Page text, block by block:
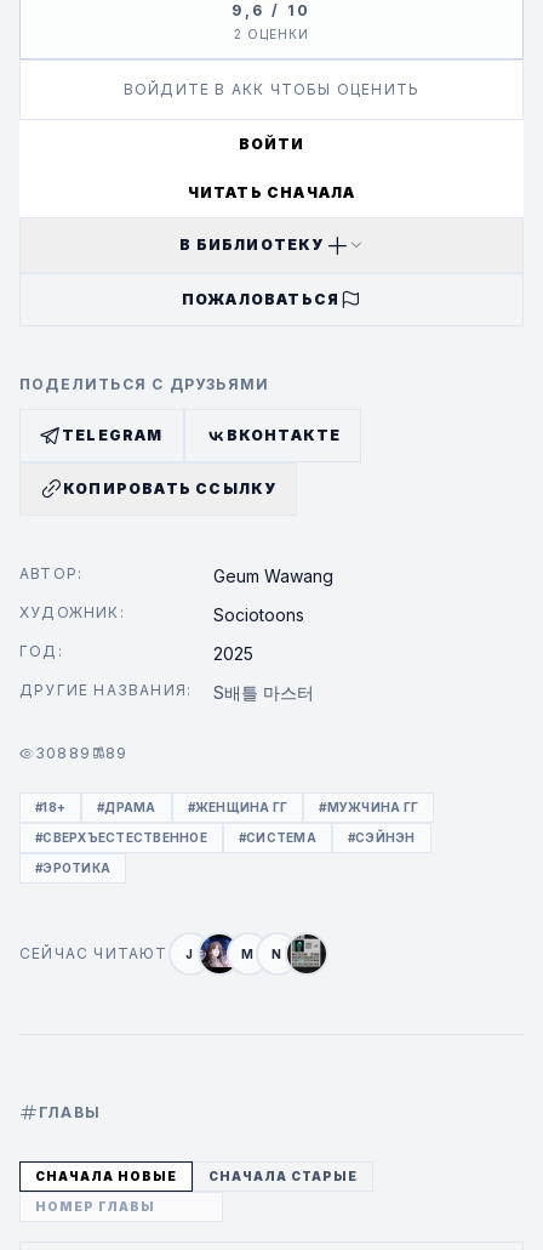
9,6 / 10
2 ОЦЕНКИ
ВОЙДИТЕ В АКК ЧТОБЫ ОЦЕНИТЬ
ВОЙТИ
ЧИТАТЬ СНАЧАЛА
В БИБЛИОТЕКУ
ПОЖАЛОВАТЬСЯ
ПОДЕЛИТЬСЯ С ДРУЗЬЯМИ
TELEGRAM ВКОНТАКТЕ
КОПИРОВАТЬ ССЫЛКУ
АВТОР: Geum Wawang
ХУДОЖНИК: Sociotoons
ГОД: 2025
ДРУГИЕ НАЗВАНИЯ: S배틀 마스터
30889 89
#18+ #ДРАМА #ЖЕНЩИНА ГГ #МУЖЧИНА ГГ
#СВЕРХЪЕСТЕСТВЕННОЕ #СИСТЕМА #СЭЙНЭН
#ЭРОТИКА
СЕЙЧАС ЧИТАЮТ J M N
ГЛАВЫ
СНАЧАЛА НОВЫЕ СНАЧАЛА СТАРЫЕ